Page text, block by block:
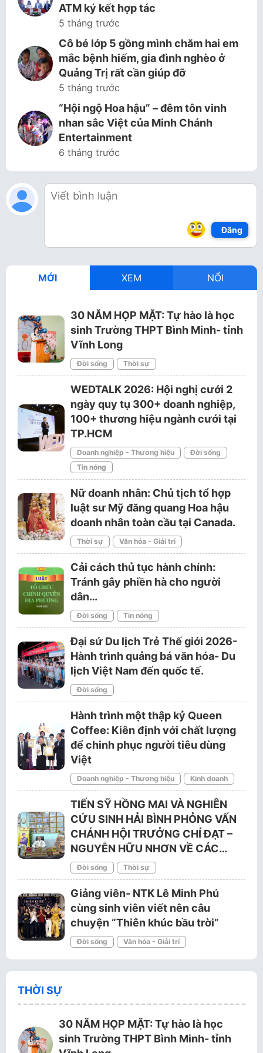
ATM ký kết hợp tác
5 tháng trước
Cô bé lớp 5 gồng mình chăm hai em
mắc bệnh hiếm, gia đình nghèo ở
Quảng Trị rất cần giúp đỡ
5 tháng trước
“Hội ngộ Hoa hậu” – đêm tôn vinh
nhan sắc Việt của Minh Chánh
Entertainment
6 tháng trước
Đăng
MỚI XEM NỔI
30 NĂM HỌP MẶT: Tự hào là học
sinh Trường THPT Bình Minh- tỉnh
Vĩnh Long
Đời sống Thời sự
WEDTALK 2026: Hội nghị cưới 2
ngày quy tụ 300+ doanh nghiệp,
100+ thương hiệu ngành cưới tại
TP.HCM
Doanh nghiệp - Thương hiệu
Đời sống
Tin nóng
Nữ doanh nhân: Chủ tịch tổ hợp
luật sư Mỹ đăng quang Hoa hậu
doanh nhân toàn cầu tại Canada.
Thời sự Văn hóa - Giải trí
Cải cách thủ tục hành chính:
Tránh gây phiền hà cho người
dân…
Đời sống Tin nóng
Đại sứ Du lịch Trẻ Thế giới 2026-
Hành trình quảng bá văn hóa- Du
lịch Việt Nam đến quốc tế.
Đời sống
Hành trình một thập kỷ Queen
Coffee: Kiên định với chất lượng
để chinh phục người tiêu dùng
Việt
Doanh nghiệp - Thương hiệu Kinh doanh
TIẾN SỸ HỒNG MAI VÀ NGHIÊN
CỨU SINH HẢI BÌNH PHỎNG VẤN
CHÁNH HỘI TRƯỞNG CHÍ ĐẠT –
NGUYỄN HỮU NHƠN VỀ CÁC…
Đời sống Thời sự
Giảng viên- NTK Lê Minh Phú
cùng sinh viên viết nên câu
chuyện “Thiên khúc bầu trời”
Đời sống Văn hóa - Giải trí
THỜI SỰ
30 NĂM HỌP MẶT: Tự hào là học
sinh Trường THPT Bình Minh- tỉnh